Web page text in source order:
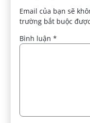
Email của bạn sẽ
trường bắt buộc
Bình luận*